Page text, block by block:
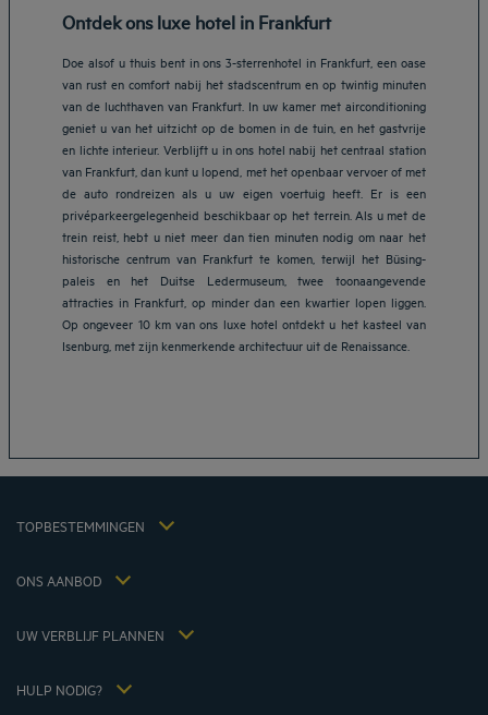
Ontdek ons luxe hotel in Frankfurt
Doe alsof u thuis bent in ons 3-sterrenhotel in Frankfurt, een oase
van rust en comfort nabij het stadscentrum en op twintig minuten
van de luchthaven van Frankfurt. In uw kamer met airconditioning
geniet u van het uitzicht op de bomen in de tuin, en het gastvrije
en lichte interieur. Verblijft u in ons hotel nabij het centraal station
van Frankfurt, dan kunt u lopend, met het openbaar vervoer of met
de auto rondreizen als u uw eigen voertuig heeft. Er is een
privéparkeergelegenheid beschikbaar op het terrein. Als u met de
trein reist, hebt u niet meer dan tien minuten nodig om naar het
historische centrum van Frankfurt te komen, terwijl het Büsing-
paleis en het Duitse Ledermuseum, twee toonaangevende
attracties in Frankfurt, op minder dan een kwartier lopen liggen.
Op ongeveer 10 km van ons luxe hotel ontdekt u het kasteel van
Isenburg, met zijn kenmerkende architectuur uit de Renaissance.
TOPBESTEMMINGEN
Hotels in Breda
Hotels in Heerlen
Hotels in 's-Hertogenbosch
Hôtels in Nijkerk
ONS AANBOD
Weekend Escape incl. Ontbijt
UW VERBLIJF PLANNEN
Vergaderingen en evenementen
HULP NODIG?
Veelgestelde vragen
Juridische kennisgeving
Beleid Inzake Persoonsgegevens
Flavours Instant Benefit Algemene bepalingen en gebruiksvoorwaarden
Fiscaal beleid 2023
Fiscaal beleid 2021